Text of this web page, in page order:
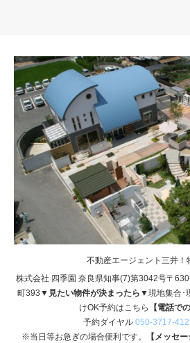
不動産エージェント三井！
株式会社 四季園 奈良県知事(7)第3042号〒
町393 ▼見たい物件が決まったら▼現地集合･
けOK予約はこちら
【電話で
予約ダイヤル 050-3717-
※当日等お急ぎの場合便利です。
【メッセ